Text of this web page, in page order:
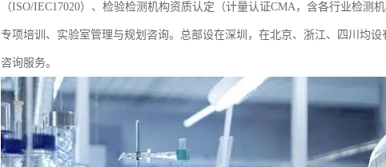
（ISO/IEC17020）、检验检测机构资质认定（计量认证CMA，含各行业检测
专项培训、实验室管理与规划咨询。总部设在深圳，在北京、浙江、四川均
咨询服务。